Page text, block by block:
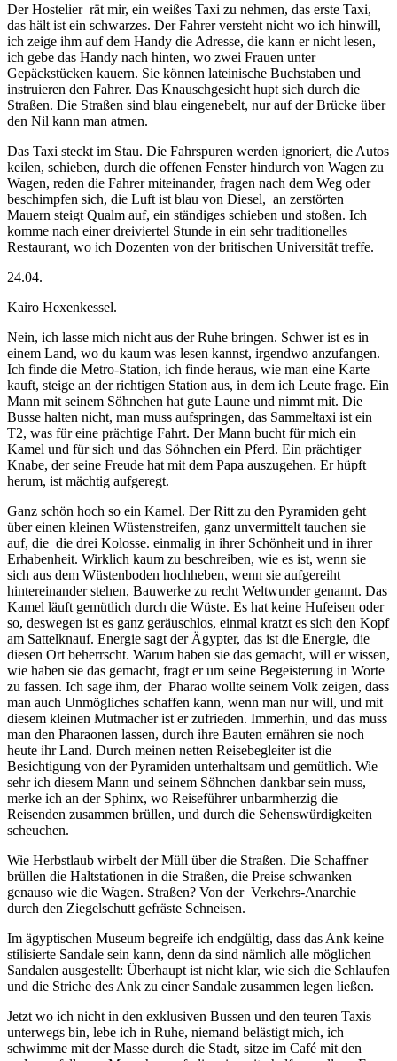
Der Hostelier rät mir, ein weißes Taxi zu nehmen, das erste Taxi,
das hält ist ein schwarzes. Der Fahrer versteht nicht wo ich hinwill,
ich zeige ihm auf dem Handy die Adresse, die kann er nicht lesen,
ich gebe das Handy nach hinten, wo zwei Frauen unter
Gepäckstücken kauern. Sie können lateinische Buchstaben und
instruieren den Fahrer. Das Knauschgesicht hupt sich durch die
Straßen. Die Straßen sind blau eingenebelt, nur auf der Brücke über
den Nil kann man atmen.
Das Taxi steckt im Stau. Die Fahrspuren werden ignoriert, die Autos
keilen, schieben, durch die offenen Fenster hindurch von Wagen zu
Wagen, reden die Fahrer miteinander, fragen nach dem Weg oder
beschimpfen sich, die Luft ist blau von Diesel, an zerstörten
Mauern steigt Qualm auf, ein ständiges schieben und stoßen. Ich
komme nach einer dreiviertel Stunde in ein sehr traditionelles
Restaurant, wo ich Dozenten von der britischen Universität treffe.
24.04.
Kairo Hexenkessel.
Nein, ich lasse mich nicht aus der Ruhe bringen. Schwer ist es in
einem Land, wo du kaum was lesen kannst, irgendwo anzufangen.
Ich finde die Metro-Station, ich finde heraus, wie man eine Karte
kauft, steige an der richtigen Station aus, in dem ich Leute frage. Ein
Mann mit seinem Söhnchen hat gute Laune und nimmt mit. Die
Busse halten nicht, man muss aufspringen, das Sammeltaxi ist ein
T2, was für eine prächtige Fahrt. Der Mann bucht für mich ein
Kamel und für sich und das Söhnchen ein Pferd. Ein prächtiger
Knabe, der seine Freude hat mit dem Papa auszugehen. Er hüpft
herum, ist mächtig aufgeregt.
Ganz schön hoch so ein Kamel. Der Ritt zu den Pyramiden geht
über einen kleinen Wüstenstreifen, ganz unvermittelt tauchen sie
auf, die die drei Kolosse. einmalig in ihrer Schönheit und in ihrer
Erhabenheit. Wirklich kaum zu beschreiben, wie es ist, wenn sie
sich aus dem Wüstenboden hochheben, wenn sie aufgereiht
hintereinander stehen, Bauwerke zu recht Weltwunder genannt. Das
Kamel läuft gemütlich durch die Wüste. Es hat keine Hufeisen oder
so, deswegen ist es ganz geräuschlos, einmal kratzt es sich den Kopf
am Sattelknauf. Energie sagt der Ägypter, das ist die Energie, die
diesen Ort beherrscht. Warum haben sie das gemacht, will er wissen,
wie haben sie das gemacht, fragt er um seine Begeisterung in Worte
zu fassen. Ich sage ihm, der Pharao wollte seinem Volk zeigen, dass
man auch Unmögliches schaffen kann, wenn man nur will, und mit
diesem kleinen Mutmacher ist er zufrieden. Immerhin, und das muss
man den Pharaonen lassen, durch ihre Bauten ernähren sie noch
heute ihr Land. Durch meinen netten Reisebegleiter ist die
Besichtigung von der Pyramiden unterhaltsam und gemütlich. Wie
sehr ich diesem Mann und seinem Söhnchen dankbar sein muss,
merke ich an der Sphinx, wo Reiseführer unbarmherzig die
Reisenden zusammen brüllen, und durch die Sehenswürdigkeiten
scheuchen.
Wie Herbstlaub wirbelt der Müll über die Straßen. Die Schaffner
brüllen die Haltstationen in die Straßen, die Preise schwanken
genauso wie die Wagen. Straßen? Von der Verkehrs-Anarchie
durch den Ziegelschutt gefräste Schneisen.
Im ägyptischen Museum begreife ich endgültig, dass das Ank keine
stilisierte Sandale sein kann, denn da sind nämlich alle möglichen
Sandalen ausgestellt: Überhaupt ist nicht klar, wie sich die Schlaufen
und die Striche des Ank zu einer Sandale zusammen legen ließen.
Jetzt wo ich nicht in den exklusiven Bussen und den teuren Taxis
unterwegs bin, lebe ich in Ruhe, niemand belästigt mich, ich
schwimme mit der Masse durch die Stadt, sitze im Café mit den